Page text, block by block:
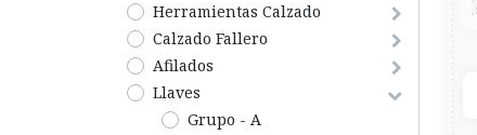
Herramientas Calzado
​​​​​​​Calzado Fallero
Afilados
Llaves
Grupo - A